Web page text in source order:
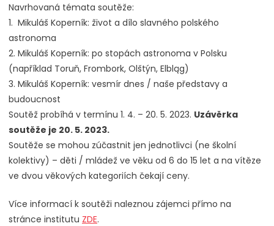
Navrhovaná témata soutěže:
1. Mikuláš Koperník: život a dílo slavného polského
astronoma
2. Mikuláš Koperník: po stopách astronoma v Polsku
(například Toruň, Frombork, Olštýn, Elbląg)
3. Mikuláš Koperník: vesmír dnes / naše představy a
budoucnost
Soutěž probíhá v termínu 1. 4. – 20. 5. 2023. Uzávěrka
soutěže je 20. 5. 2023.
Soutěže se mohou zúčastnit jen jednotlivci (ne školní
kolektivy) – děti / mládež ve věku od 6 do 15 let a na vítěze
ve dvou věkových kategoriích čekají ceny.
Více informací k soutěži naleznou zájemci přímo na
stránce institutu ZDE.